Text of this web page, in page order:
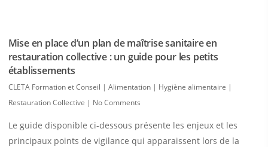
Mise en place d’un plan de maîtrise sanitaire en
restauration collective : un guide pour les petits
établissements
CLETA Formation et Conseil | Alimentation | Hygiène alimentaire |
Restauration Collective | No Comments
Le guide disponible ci-dessous présente les enjeux et les
principaux points de vigilance qui apparaissent lors de la